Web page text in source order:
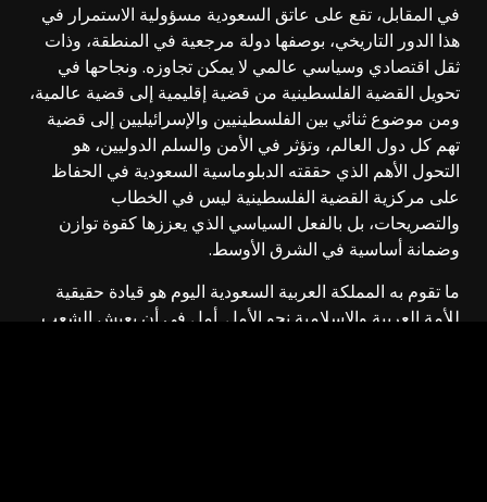
في المقابل، تقع على عاتق السعودية مسؤولية الاستمرار في
هذا الدور التاريخي، بوصفها دولة مرجعية في المنطقة، وذات
ثقل اقتصادي وسياسي عالمي لا يمكن تجاوزه. ونجاحها في
تحويل القضية الفلسطينية من قضية إقليمية إلى قضية عالمية،
ومن موضوع ثنائي بين الفلسطينيين والإسرائيليين إلى قضية
تهم كل دول العالم، وتؤثر في الأمن والسلم الدوليين، هو
التحول الأهم الذي حققته الدبلوماسية السعودية في الحفاظ
على مركزية القضية الفلسطينية ليس في الخطاب
والتصريحات، بل بالفعل السياسي الذي يعززها كقوة توازن
وضمانة أساسية في الشرق الأوسط.
ما تقوم به المملكة العربية السعودية اليوم هو قيادة حقيقية
للأمة العربية والإسلامية نحو الأمل. أمل في أن يعيش الشعب